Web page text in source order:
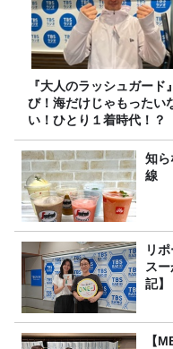
『大人のラッシュガード
び！海だけじゃもったい
い！ひとり１着時代！？
知
線
リ
ス
記】
【